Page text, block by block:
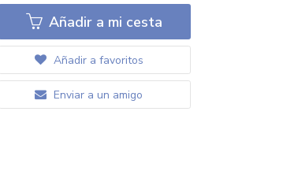
Añadir a mi cesta
Añadir a favoritos
Enviar a un amigo